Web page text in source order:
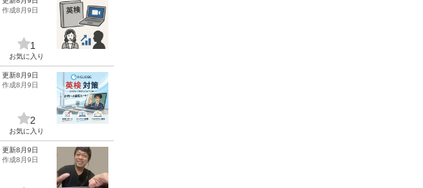
作成8月9日
1
お気に入り
更新8月9日
作成8月9日
2
お気に入り
更新8月9日
作成8月9日